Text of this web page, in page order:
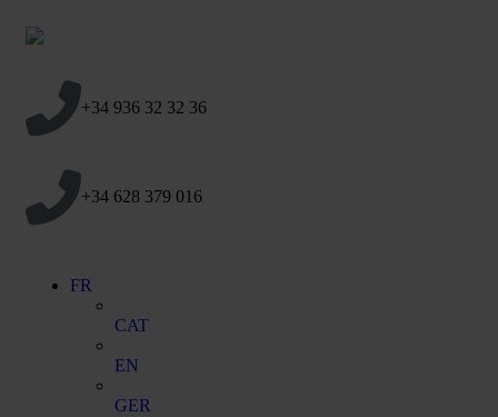
+34 936 32 32 36
+34 628 379 016
FR
CAT
EN
GER